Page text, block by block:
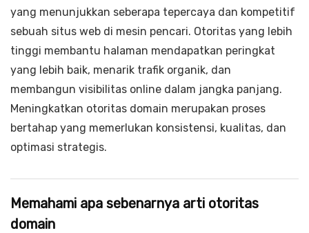
yang menunjukkan seberapa tepercaya dan kompetitif
sebuah situs web di mesin pencari. Otoritas yang lebih
tinggi membantu halaman mendapatkan peringkat
yang lebih baik, menarik trafik organik, dan
membangun visibilitas online dalam jangka panjang.
Meningkatkan otoritas domain merupakan proses
bertahap yang memerlukan konsistensi, kualitas, dan
optimasi strategis.
Memahami apa sebenarnya arti otoritas
domain